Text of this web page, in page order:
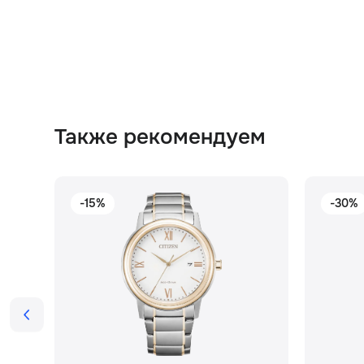
Также рекомендуем
-15% -30%